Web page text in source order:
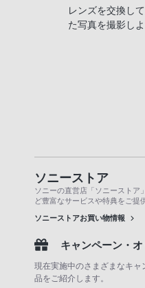
レンズを交換し
た写真を撮影しよ
ソニーストア
ソニーの直営店「ソニーストア
ど豊富なサービスや特典をご提
ソニーストアお買い物情報
キャンペーン・
現在実施中のさまざまなキ
品をご紹介します。